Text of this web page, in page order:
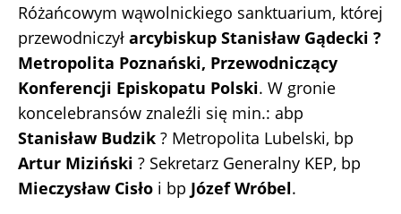
Różańcowym wąwolnickiego sanktuarium, której
przewodniczył arcybiskup Stanisław Gądecki ?
Metropolita Poznański, Przewodniczący
Konferencji Episkopatu Polski. W gronie
koncelebransów znaleźli się min.: abp
Stanisław Budzik ? Metropolita Lubelski, bp
Artur Miziński ? Sekretarz Generalny KEP, bp
Mieczysław Cisło i bp Józef Wróbel.